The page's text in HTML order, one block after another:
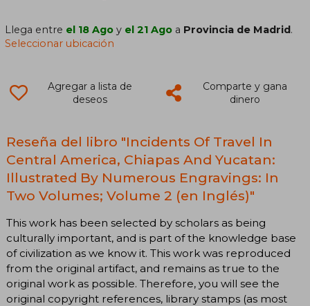
Llega entre el 18 Ago y el 21 Ago a Provincia de Madrid.
Seleccionar ubicación
Agregar a lista de
deseos
Comparte y gana
dinero
Reseña del libro "Incidents Of Travel In
Central America, Chiapas And Yucatan:
Illustrated By Numerous Engravings: In
Two Volumes; Volume 2 (en Inglés)"
This work has been selected by scholars as being
culturally important, and is part of the knowledge base
of civilization as we know it. This work was reproduced
from the original artifact, and remains as true to the
original work as possible. Therefore, you will see the
original copyright references, library stamps (as most